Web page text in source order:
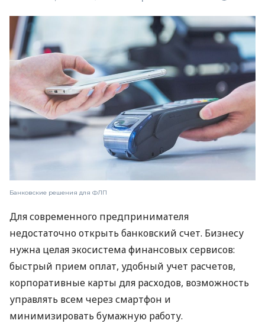
Банковские решения для ФЛП
Для современного предпринимателя
недостаточно открыть банковский счет. Бизнесу
нужна целая экосистема финансовых сервисов:
быстрый прием оплат, удобный учет расчетов,
корпоративные карты для расходов, возможность
управлять всем через смартфон и
минимизировать бумажную работу.